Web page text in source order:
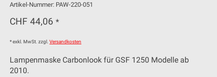
Artikel-Nummer: PAW-220-051
CHF 44,06 *
* exkl. MwSt. zzgl. Versandkosten
Lampenmaske Carbonlook für GSF 1250 Modelle ab
2010.